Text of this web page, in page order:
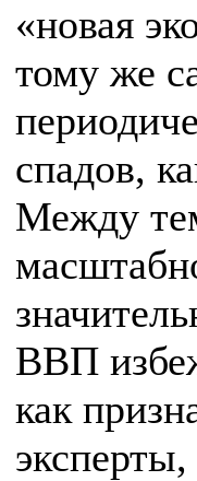
«новая
тому же
спадов,
Между
ВВП
как
эксперты,